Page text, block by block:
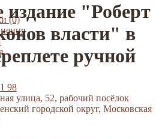
(0)
98
улица, 52, рабочий посёлок
городской округ, Московская
издание "Роберт
власти" в
ручной